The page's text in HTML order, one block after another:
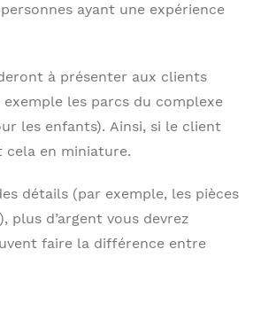
ayant une expérience
à présenter aux clients
les parcs du complexe
les enfants). Ainsi, si le client
cela en miniature.
détails (par exemple, les pièces
plus d’argent vous devrez
faire la différence entre